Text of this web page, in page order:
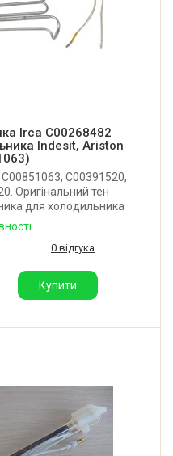
Irca C00268482
Indesit, Ariston
C00391520,
Оригінальний тен
для холодильника
Stinol. Потужність:
0 відгука
Купити